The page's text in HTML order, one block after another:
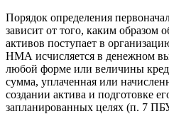
Порядок определения
зависит от того, каким образом
активов поступает в
НМА исчисляется в денежном
любой форме или величины
сумма, уплаченная или
создании актива и подготовке
запланированных целях (п. 7